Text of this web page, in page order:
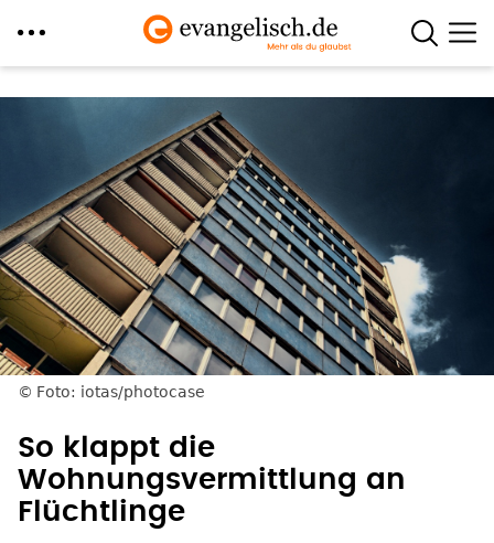
Foto: iotas/photocase
So klappt die
Wohnungsvermittlung an
Flüchtlinge